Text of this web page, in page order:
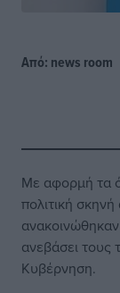
Από: news room
Με αφορμή τα
πολιτική
ανεβάσει τους
Κυβέρνηση.